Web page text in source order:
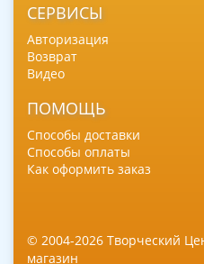
СЕРВИСЫ
Авторизация
Возврат
Видео
ПОМОЩЬ
Способы доставки
Способы оплаты
Как оформить заказ
© 2004-2026 Творческий
магазин